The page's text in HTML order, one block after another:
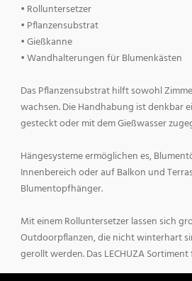
• Rolluntersetzer
• Pflanzensubstrat
• Gießkanne
• Wandhalterungen für Blumenkästen
Das Pflanzensubstrat hilft sowohl
wachsen. Die Handhabung ist denkbar
gesteckt oder mit dem Gießwasser
Hängesysteme ermöglichen es,
Innenbereich oder auf Balkon und
Blumentopfhänger.
Mit einem Rolluntersetzer lassen sich
Outdoorpflanzen, die nicht winterhart
gerollt werden. Das LECHUZA